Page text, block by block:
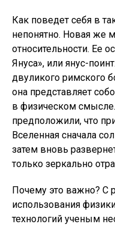
Как поведет себя в
непонятно. Новая же
относительности. Ее
Януса», или янус-
двуликого римского
она представляет
в физическом
предположили, что
Вселенная сначала
затем вновь
только зеркально
Почему это важно? С
использования
технологий ученым